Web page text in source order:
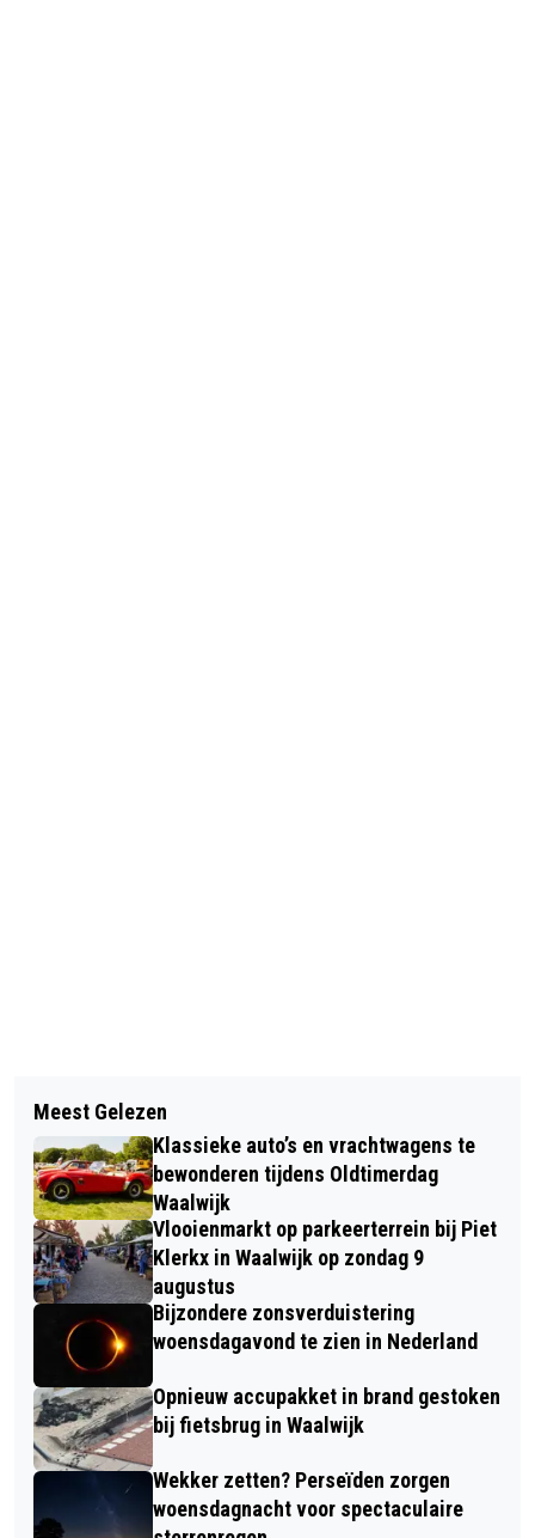
PUZZELOCHTEND IN DEN BOLDER
BRENGT PUZZELLIEFHEBBERS
MAANDELIJKS SAMEN
SPORTEN, MUZIEK EN IMPACT:
PADELTOERNOOI VOOR HET GOEDE
DOEL IN WAALWIJK
Meest Gelezen
Klassieke auto’s en vrachtwagens te
bewonderen tijdens Oldtimerdag
Waalwijk
Vlooienmarkt op parkeerterrein bij Piet
Klerkx in Waalwijk op zondag 9
augustus
Bijzondere zonsverduistering
woensdagavond te zien in Nederland
Opnieuw accupakket in brand gestoken
bij fietsbrug in Waalwijk
Wekker zetten? Perseïden zorgen
woensdagnacht voor spectaculaire